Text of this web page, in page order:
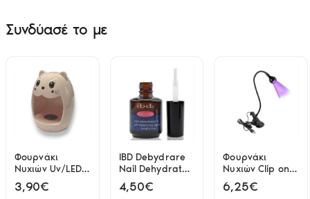
Συνδύασέ το με
Φουρνάκι
Νυχιών Uv/LED
Mini Cat 4w Ροζ
3,90€
IBD Debydrare
Nail Dehydrator
& Ph Balancing
Agent 14ml
4,50€
Φουρνάκι
Νυχιών Clip on
Uv Led
6,25€